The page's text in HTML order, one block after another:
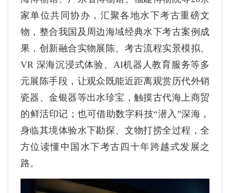
家单位共同协办，汇聚各地水下考古重磅文
物，整合我国及周边海域经典水下考古案例成
果，创新融合实物展陈、考古流程实景模拟、
VR 深海沉浸式体验、AI机器人教育服务等多
元展陈手段，让观众既能近距离观赏历代外销
瓷器、金银器等出水珍宝，触摸古代海上商贸
的鲜活印记；也可借助数字科技“潜入”深海，
身临其境体验水下勘探、文物打捞全过程，全
方位读懂中国水下考古四十年跨越式发展之
路。